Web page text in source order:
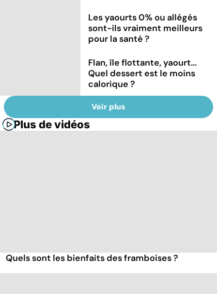
Les yaourts 0% ou allégés
sont-ils vraiment meilleurs
pour la santé ?
Flan, île flottante, yaourt...
Quel dessert est le moins
calorique ?
Voir plus
Plus de vidéos
Quels sont les bienfaits des framboises ?